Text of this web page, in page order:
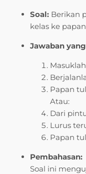
Soal: Berikan
kelas ke
Jawaban
Papan
Atau:
Dari
Lurus
Papan
Pembahasan:
Soal ini